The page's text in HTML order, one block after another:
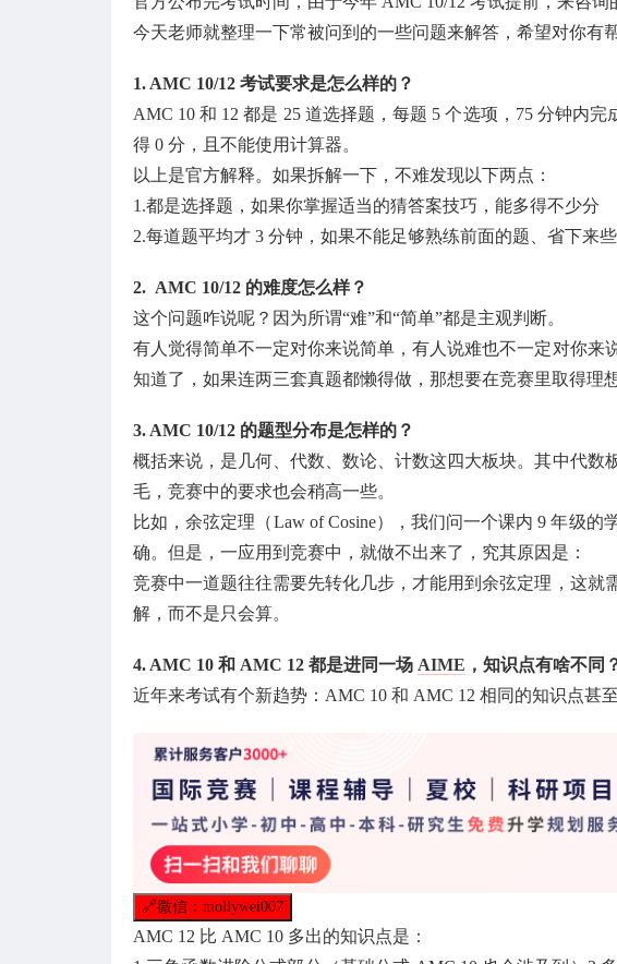
今天老师就整理一下常被问到的一些问题来解答，希望对你有帮
1. AMC 10/12 考试要求是怎么样的？
AMC 10 和 12 都是 25 道选择题，每题 5 个选项，75 分钟内
得 0 分，且不能使用计算器。
以上是官方解释。如果拆解一下，不难发现以下两点：
1.都是选择题，如果你掌握适当的猜答案技巧，能多得不少分
2.每道题平均才 3 分钟，如果不能足够熟练前面的题、省下来
2. AMC 10/12 的难度怎么样？
这个问题咋说呢？因为所谓“难”和“简单”都是主观判断。
有人觉得简单不一定对你来说简单，有人说难也不一定对你来
知道了，如果连两三套真题都懒得做，那想要在竞赛里取得理
3. AMC 10/12 的题型分布是怎样的？
概括来说，是几何、代数、数论、计数这四大板块。其中代数
毛，竞赛中的要求也会稍高一些。
比如，余弦定理（Law of Cosine），我们问一个课内 9 年级
确。但是，一应用到竞赛中，就做不出来了，究其原因是：
竞赛中一道题往往需要先转化几步，才能用到余弦定理，这就
解，而不是只会算。
4. AMC 10 和 AMC 12 都是进同一场 AIME ，知识点有啥不同
近年来考试有个新趋势：AMC 10 和 AMC 12 相同的知识点甚
🔗微信：mollywei007
AMC 12 比 AMC 10 多出的知识点是：